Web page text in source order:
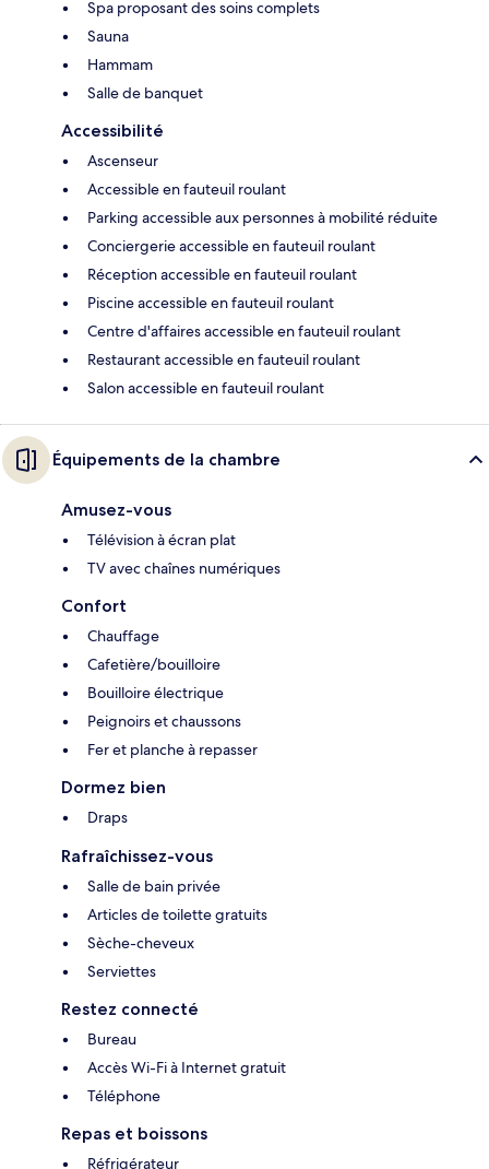
Spa proposant des soins complets
Sauna
Hammam
Salle de banquet
Accessibilité
Ascenseur
Accessible en fauteuil roulant
Parking accessible aux personnes à mobilité réduite
Conciergerie accessible en fauteuil roulant
Réception accessible en fauteuil roulant
Piscine accessible en fauteuil roulant
Centre d'affaires accessible en fauteuil roulant
Restaurant accessible en fauteuil roulant
Salon accessible en fauteuil roulant
Équipements de la chambre
Amusez-vous
Télévision à écran plat
TV avec chaînes numériques
Confort
Chauffage
Cafetière/bouilloire
Bouilloire électrique
Peignoirs et chaussons
Fer et planche à repasser
Dormez bien
Draps
Rafraîchissez-vous
Salle de bain privée
Articles de toilette gratuits
Sèche-cheveux
Serviettes
Restez connecté
Bureau
Accès Wi-Fi à Internet gratuit
Téléphone
Repas et boissons
Réfrigérateur